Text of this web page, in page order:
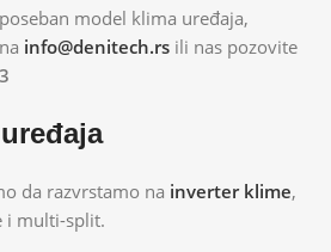
model klima uređaja,
info@denitech.rs ili nas pozovite
da razvrstamo na inverter klime,
i multi-split.